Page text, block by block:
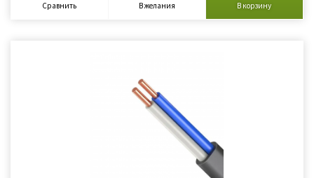
Сравнить В желания В корзину